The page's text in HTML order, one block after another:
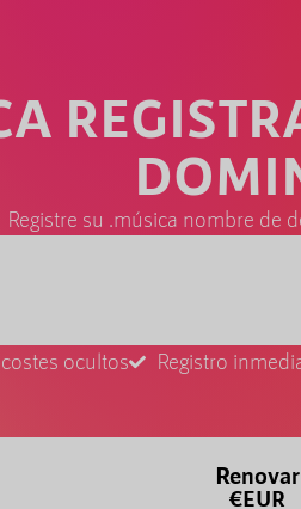
Registre su .música nombre de
ocultos Registro
Renovar
€EUR